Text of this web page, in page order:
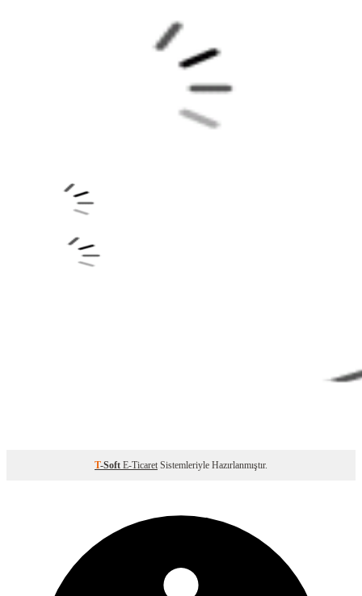
T-Soft E-Ticaret Sistemleriyle Hazırlanmıştır.